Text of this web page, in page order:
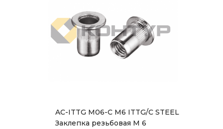
AC-ITTG M06-C M6 ITTG/C STEEL
Заклепка резьбовая М 6